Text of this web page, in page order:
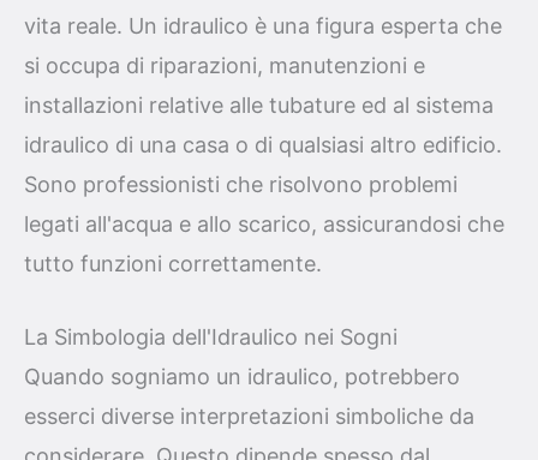
vita reale. Un idraulico è una figura esperta che
si occupa di riparazioni, manutenzioni e
installazioni relative alle tubature ed al sistema
idraulico di una casa o di qualsiasi altro edificio.
Sono professionisti che risolvono problemi
legati all'acqua e allo scarico, assicurandosi che
tutto funzioni correttamente.
La Simbologia dell'Idraulico nei Sogni
Quando sogniamo un idraulico, potrebbero
esserci diverse interpretazioni simboliche da